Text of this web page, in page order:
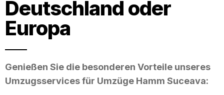
Deutschland oder
Europa
Genießen Sie die besonderen Vorteile unseres
Umzugsservices für Umzüge Hamm Suceava: